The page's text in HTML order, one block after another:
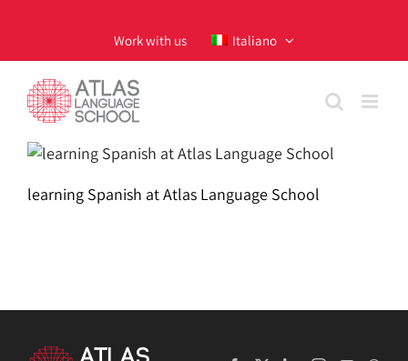
content
Work with us Italiano
learning Spanish at Atlas Language School